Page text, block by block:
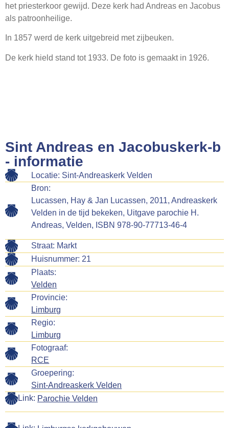
Contact
het priesterkoor gewijd. Deze kerk had Andreas en Jacobus
als patroonheilige.
In 1857 werd de kerk uitgebreid met zijbeuken.
De kerk hield stand tot 1933. De foto is gemaakt in 1926.
Sint Andreas en Jacobuskerk-b
- informatie
Locatie: Sint-Andreaskerk Velden
Bron:
Lucassen, Hay & Jan Lucassen, 2011, Andreaskerk
Velden in de tijd bekeken, Uitgave parochie H.
Andreas, Velden, ISBN 978-90-77713-46-4
Straat: Markt
Huisnummer: 21
Plaats:
Velden
Provincie:
Limburg
Regio:
Limburg
Fotograaf:
RCE
Groepering:
Sint-Andreaskerk Velden
Link: Parochie Velden